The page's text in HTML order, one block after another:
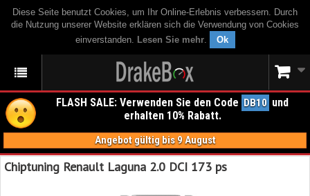
Diese Seite benutzt Cookies, um Ihr Online-Erlebnis verbessern. Durch
die Nutzung unserer Website erklären sich die Verwendung von Cookies
einverstanden. Lesen Sie mehr. Ok
FLASH SALE: Verwenden Sie den Code DB10 und
erhalten 10% Rabatt.
Angebot gültig bis 9 August
Chiptuning Renault Laguna 2.0 DCI 173 ps